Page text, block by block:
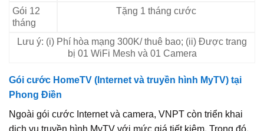
Gói 12
tháng
Tặng 1 tháng cước
Lưu ý: (i) Phí hòa mạng 300K/ thuê bao; (ii) Được trang
bị 01 WiFi Mesh và 01 Camera
Gói cước HomeTV (Internet và truyền hình MyTV) tại
Phong Điền
Ngoài gói cước Internet và camera, VNPT còn triển khai
dịch vụ truyền hình MyTV với mức giá tiết kiệm. Trong đó,